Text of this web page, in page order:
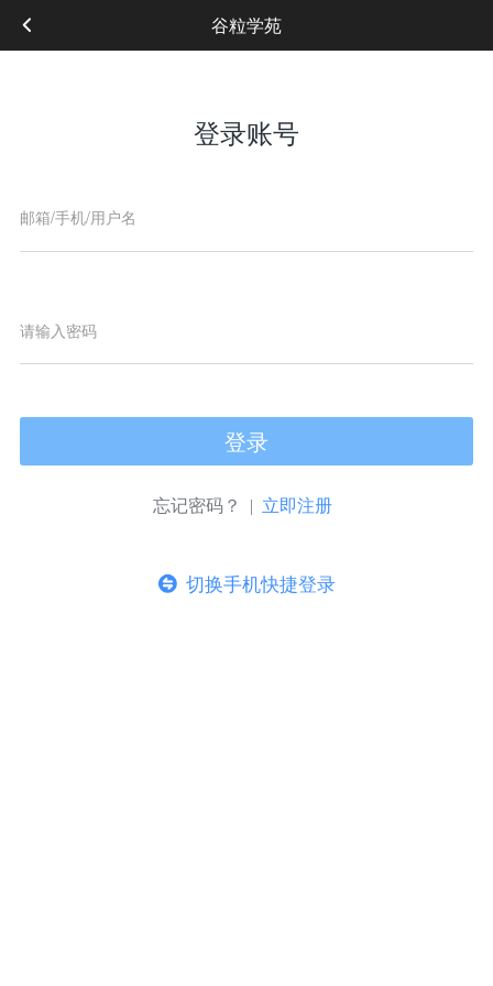
谷粒学苑
登录账号
登录
忘记密码？ | 立即注册
切换手机快捷登录